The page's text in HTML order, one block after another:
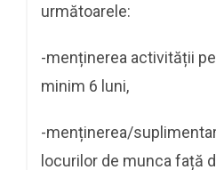
următoarele:
-menținerea activității
minim 6 luni,
-menținerea/
locurilor de munca față